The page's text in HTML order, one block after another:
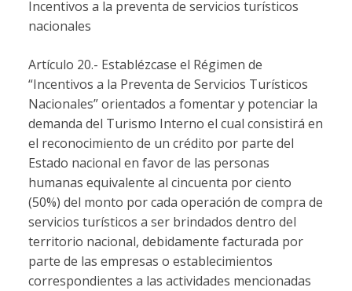
Incentivos a la preventa de servicios turísticos
nacionales
Artículo 20.- Establézcase el Régimen de
“Incentivos a la Preventa de Servicios Turísticos
Nacionales” orientados a fomentar y potenciar la
demanda del Turismo Interno el cual consistirá en
el reconocimiento de un crédito por parte del
Estado nacional en favor de las personas
humanas equivalente al cincuenta por ciento
(50%) del monto por cada operación de compra de
servicios turísticos a ser brindados dentro del
territorio nacional, debidamente facturada por
parte de las empresas o establecimientos
correspondientes a las actividades mencionadas